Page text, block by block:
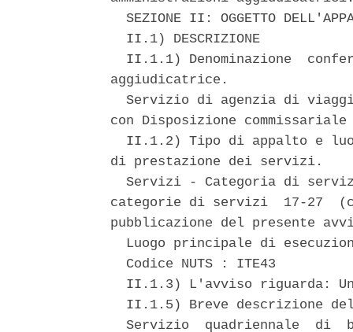
SEZIONE II: OGGETTO
  II.1) DESCRIZIONE
II.1.1) Denominazione
aggiudicatrice.
Servizio di agenzia di
con Disposizione
II.1.2) Tipo di appalto e
di prestazione dei servizi.
Servizi - Categoria di
categorie di servizi  17-27
pubblicazione del presente
Luogo principale di
  Codice NUTS : ITE43
II.1.3) L'avviso riguarda:
II.1.5) Breve descrizione
Servizio  quadriennale  di